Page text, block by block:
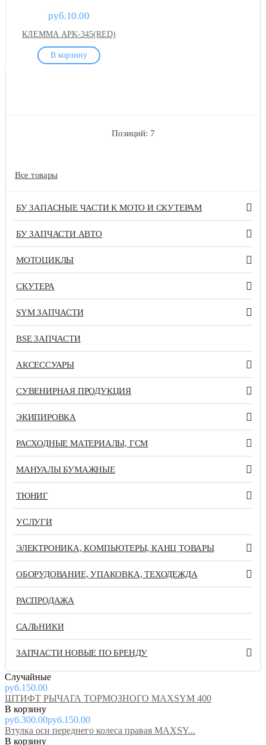
руб.10.00
КЛЕММА APK-345(RED)
Позиций: 7
Все товары
БУ ЗАПАСНЫЕ ЧАСТИ К МОТО И СКУТЕРАМ
БУ ЗАПЧАСТИ АВТО
МОТОЦИКЛЫ
СКУТЕРА
SYM ЗАПЧАСТИ
BSE ЗАПЧАСТИ
АКСЕССУАРЫ
СУВЕНИРНАЯ ПРОДУКЦИЯ
ЭКИПИРОВКА
РАСХОДНЫЕ МАТЕРИАЛЫ, ГСМ
МАНУАЛЫ БУМАЖНЫЕ
ТЮНИГ
УСЛУГИ
ЭЛЕКТРОНИКА, КОМПЬЮТЕРЫ, КАНЦ ТОВАРЫ
ОБОРУДОВАНИЕ, УПАКОВКА, ТЕХОДЕЖДА
РАСПРОДАЖА
САЛЬНИКИ
ЗАПЧАСТИ НОВЫЕ ПО БРЕНДУ
Случайные
руб.150.00
ШТИФТ РЫЧАГА ТОРМОЗНОГО MAXSYM 400
руб.300.00руб.150.00
Втулка оси переднего колеса правая MAXSY...